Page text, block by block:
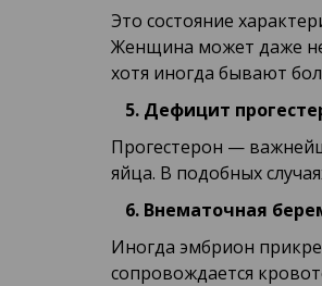
Это состояние
Женщина может даже
хотя иногда бывают
Дефицит
Прогестерон —
яйца. В подобных
Внематочная
Иногда эмбрион
сопровождается